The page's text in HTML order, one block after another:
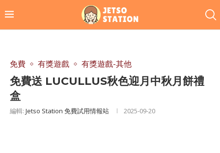
免費 有獎遊戲 有獎遊戲-其他
免費送 LUCULLUS秋色迎月中秋月餅禮
盒
編輯: Jetso Station 免費試用情報站 2025-09-20